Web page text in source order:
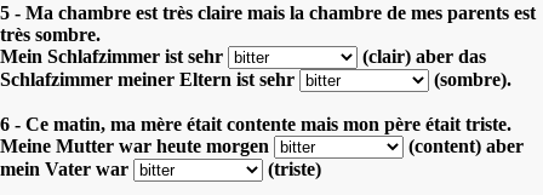
5 - Ma chambre est très claire mais la chambre de mes parents est
très sombre.
Mein Schlafzimmer ist sehr
(clair) aber das
Schlafzimmer meiner Eltern ist sehr
(sombre).
6 - Ce matin, ma mère était contente mais mon père était triste.
Meine Mutter war heute morgen
(content) aber
mein Vater war
(triste)